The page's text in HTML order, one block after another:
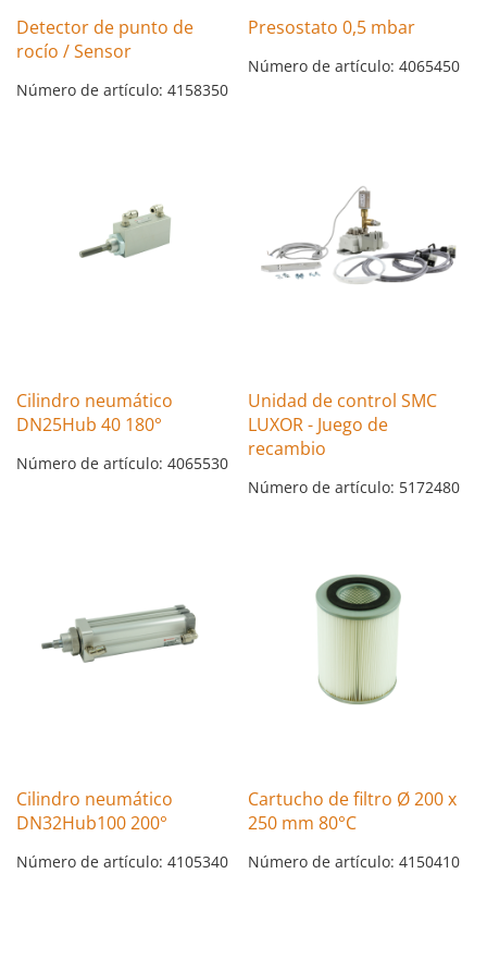
Detector de punto de
rocío / Sensor
Número de artículo: 4158350
Presostato 0,5 mbar
Número de artículo: 4065450
Cilindro neumático
DN25Hub 40 180°
Número de artículo: 4065530
Unidad de control SMC
LUXOR - Juego de
recambio
Número de artículo: 5172480
Cilindro neumático
DN32Hub100 200°
Número de artículo: 4105340
Cartucho de filtro Ø 200 x
250 mm 80°C
Número de artículo: 4150410